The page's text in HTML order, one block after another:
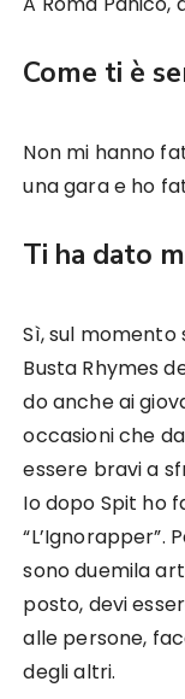
Come ti è
Non mi hanno
una gara e ho
Ti ha dato
Sì, sul
Busta Rhymes
do anche ai
occasioni che
essere bravi a
Io dopo Spit ho
“L’Ignorapper”.
sono duemila
posto, devi
alle persone,
degli altri.